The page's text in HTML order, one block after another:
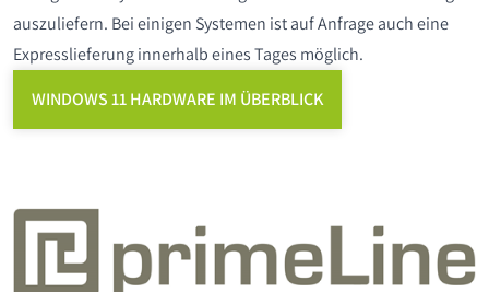
auszuliefern. Bei einigen Systemen ist auf Anfrage auch eine
Expresslieferung innerhalb eines Tages möglich.
WINDOWS 11 HARDWARE IM ÜBERBLICK